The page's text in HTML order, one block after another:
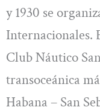
y 1930 se
Internacionales.
Club Náutico
transoceánica
Habana – San